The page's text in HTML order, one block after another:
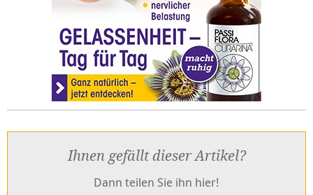
Ihnen gefällt dieser Artikel?
Dann teilen Sie ihn hier!